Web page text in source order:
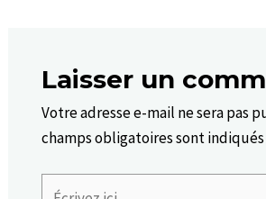
Laisser un
Votre adresse e-mail ne sera pas
champs obligatoires sont indiqués
Écrivez